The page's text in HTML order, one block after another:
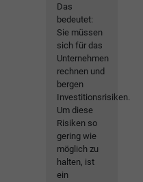
Das
bedeutet:
Sie müssen
sich für das
Unternehmen
rechnen und
bergen
Investitionsrisiken.
Um diese
Risiken so
gering wie
möglich zu
halten, ist
ein